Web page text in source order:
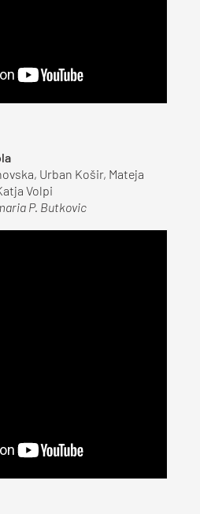
Urban Košir, Mateja
Volpi
P. Butkovic